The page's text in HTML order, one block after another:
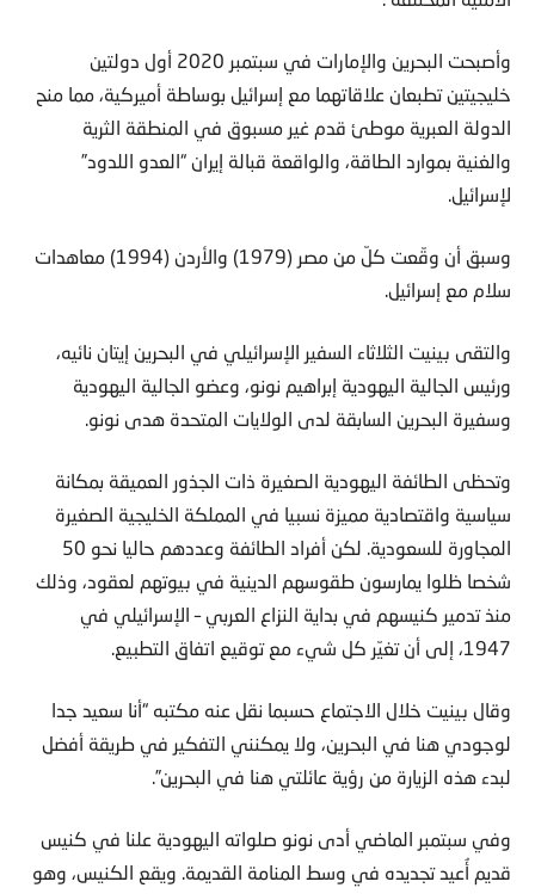
وأصبحت البحرين والإمارات في سبتمبر 2020 أول دولتين
خليجيتين تطبعان علاقاتهما مع إسرائيل بوساطة أميركية، مما منح
الدولة العبرية موطئ قدم غير مسبوق في المنطقة الثرية
والغنية بموارد الطاقة، والواقعة قبالة إيران “العدو اللدود”
لإسرائيل.
وسبق أن وقّعت كلّ من مصر (1979) والأردن (1994) معاهدات
سلام مع إسرائيل.
والتقى بينيت الثلاثاء السفير الإسرائيلي في البحرين إيتان نائيه،
ورئيس الجالية اليهودية إبراهيم نونو، وعضو الجالية اليهودية
وسفيرة البحرين السابقة لدى الولايات المتحدة هدى نونو.
وتحظى الطائفة اليهودية الصغيرة ذات الجذور العميقة بمكانة
سياسية واقتصادية مميزة نسبيا في المملكة الخليجية الصغيرة
المجاورة للسعودية. لكن أفراد الطائفة وعددهم حاليا نحو 50
شخصا ظلوا يمارسون طقوسهم الدينية في بيوتهم لعقود، وذلك
منذ تدمير كنيسهم في بداية النزاع العربي – الإسرائيلي في
1947، إلى أن تغيّر كل شيء مع توقيع اتفاق التطبيع.
وقال بينيت خلال الاجتماع حسبما نقل عنه مكتبه “أنا سعيد جدا
لوجودي هنا في البحرين، ولا يمكنني التفكير في طريقة أفضل
لبدء هذه الزيارة من رؤية عائلتي هنا في البحرين”.
وفي سبتمبر الماضي أدى نونو صلواته اليهودية علنا في كنيس
قديم أُعيد تجديده في وسط المنامة القديمة. ويقع الكنيس، وهو